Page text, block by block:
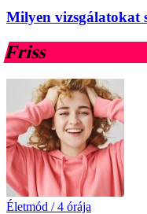
Milyen vizsgálatokat
Friss
Életmód / 4 órája